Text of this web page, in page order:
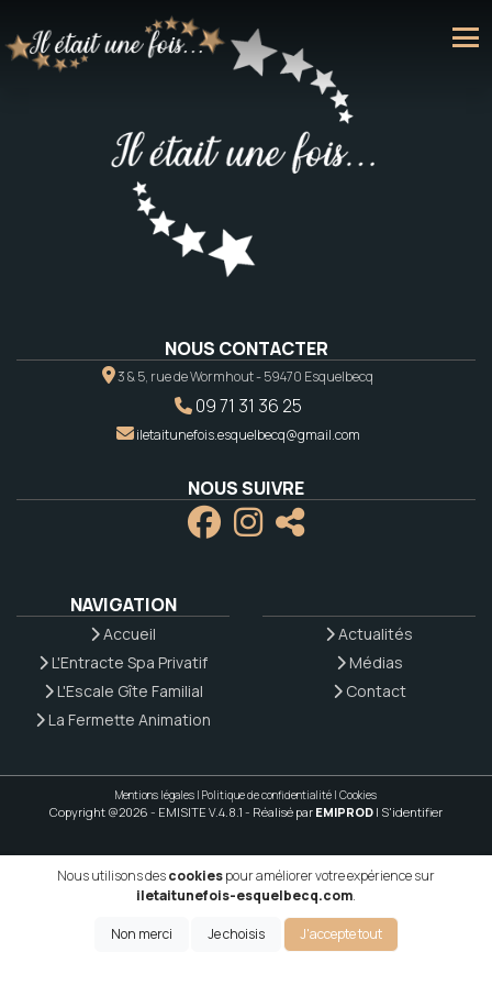
NOUS CONTACTER
3 & 5, rue de Wormhout - 59470 Esquelbecq
09 71 31 36 25
iletaitunefois.esquelbecq@gmail.com
NOUS SUIVRE
NAVIGATION
Accueil
L'Entracte Spa Privatif
L'Escale Gîte Familial
La Fermette Animation
Actualités
Médias
Contact
Mentions légales | Politique de confidentialité | Cookies
Copyright @2026 - EMISITE V.4.8.1 - Réalisé par EMIPROD | S'identifier
Nous utilisons descookiespour améliorer votre expérience sur
iletaitunefois-esquelbecq.com.
Non merci Je choisis J'accepte tout